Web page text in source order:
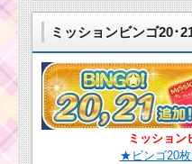
ミッションビンゴ20･
ミッション
★ビンゴ20枚